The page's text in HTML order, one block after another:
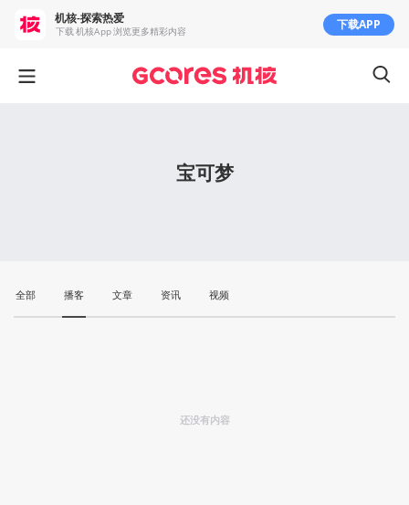
宝可梦
全部 播客 文章 资讯 视频
还没有内容
机核-探索热爱
下载 机核App 浏览更多精彩内容 下载APP